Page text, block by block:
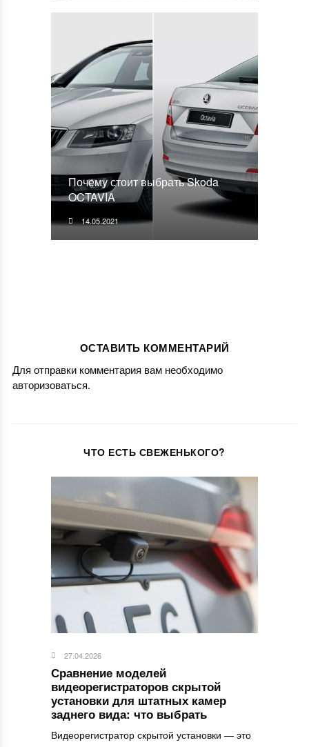
Почему стоит выбрать Skoda
OCTAVIA
14.05.2021
ОСТАВИТЬ КОММЕНТАРИЙ
Для отправки комментария вам необходимо
авторизоваться.
ЧТО ЕСТЬ СВЕЖЕНЬКОГО?
27.04.2026
Сравнение моделей
видеорегистраторов скрытой
установки для штатных камер
заднего вида: что выбрать
Видеорегистратор скрытой установки — это